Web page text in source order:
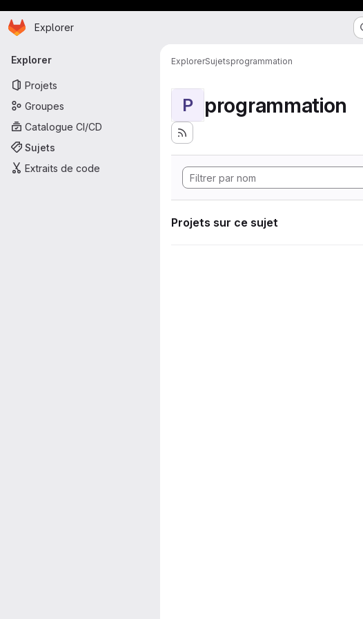
Passer au contenu principal
Page d'accueil
Explorer
Navigation principale
Explorer
Projets
Groupes
Catalogue CI/CD
Sujets
Extraits de code
ExplorerSujetsprogrammation
P programmation
Projets sur ce sujet